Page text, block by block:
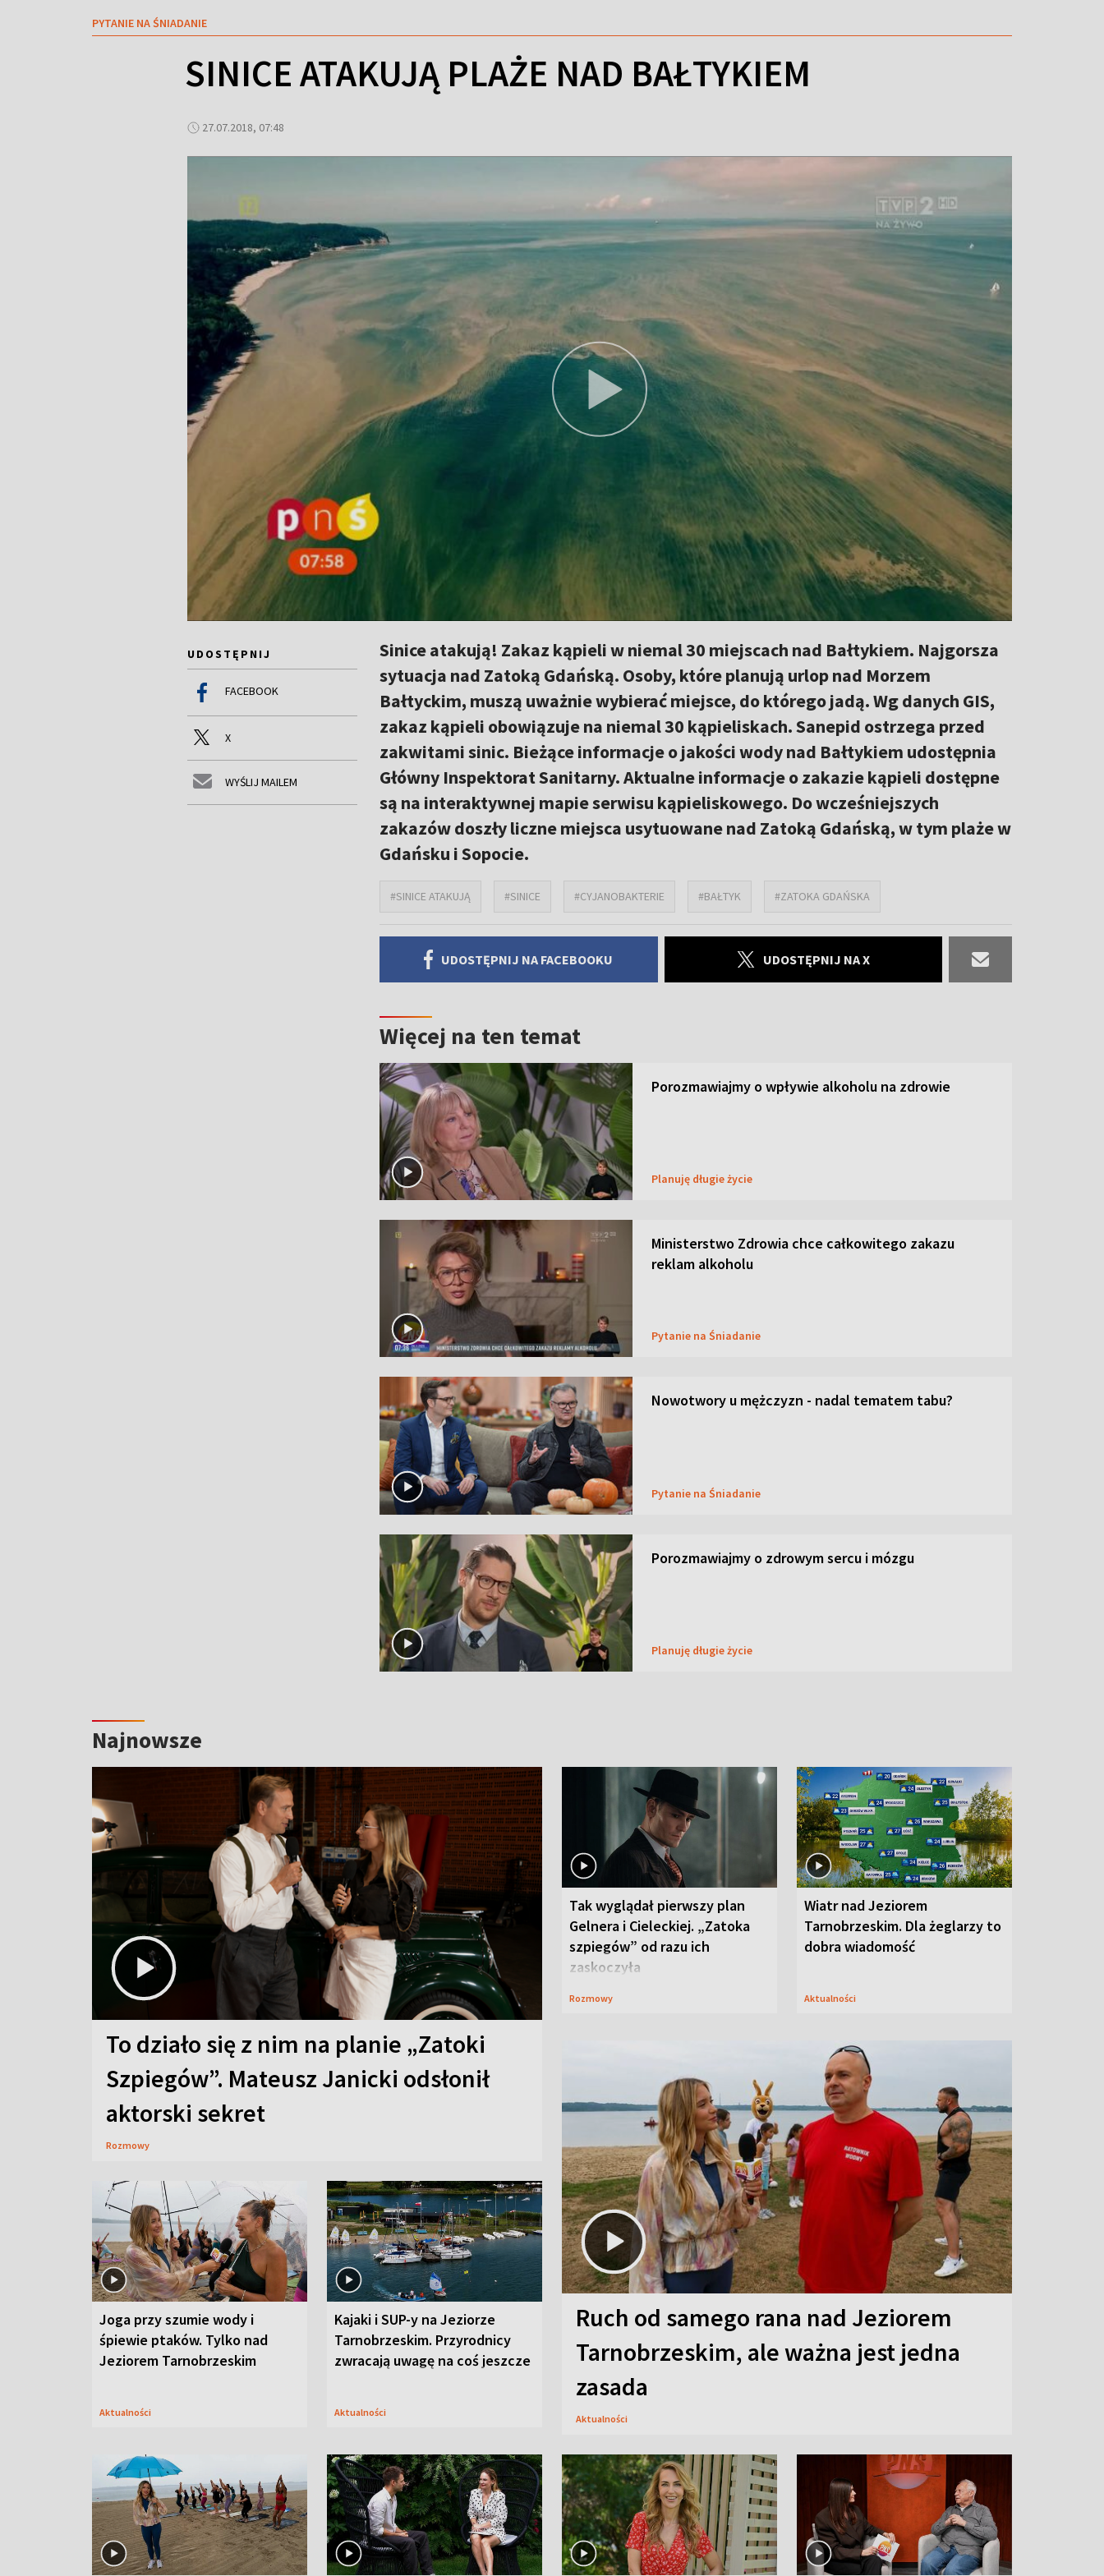
PYTANIE NA ŚNIADANIE
SINICE ATAKUJĄ PLAŻE NAD BAŁTYKIEM
27.07.2018, 07:48
UDOSTĘPNIJ
FACEBOOK
X
WYŚLIJ MAILEM
Sinice atakują! Zakaz kąpieli w niemal 30 miejscach nad Bałtykiem. Najgorsza
sytuacja nad Zatoką Gdańską. Osoby, które planują urlop nad Morzem
Bałtyckim, muszą uważnie wybierać miejsce, do którego jadą. Wg danych GIS,
zakaz kąpieli obowiązuje na niemal 30 kąpieliskach. Sanepid ostrzega przed
zakwitami sinic. Bieżące informacje o jakości wody nad Bałtykiem udostępnia
Główny Inspektorat Sanitarny. Aktualne informacje o zakazie kąpieli dostępne
są na interaktywnej mapie serwisu kąpieliskowego. Do wcześniejszych
zakazów doszły liczne miejsca usytuowane nad Zatoką Gdańską, w tym plaże w
Gdańsku i Sopocie.
#SINICE ATAKUJĄ #SINICE #CYJANOBAKTERIE #BAŁTYK #ZATOKA GDAŃSKA
UDOSTĘPNIJ NA FACEBOOKU UDOSTĘPNIJ NA X
Więcej na ten temat
Porozmawiajmy o wpływie alkoholu na zdrowie
Planuję długie życie
Ministerstwo Zdrowia chce całkowitego zakazu
reklam alkoholu
Pytanie na Śniadanie
Nowotwory u mężczyzn - nadal tematem tabu?
Pytanie na Śniadanie
Porozmawiajmy o zdrowym sercu i mózgu
Planuję długie życie
Najnowsze
To działo się z nim na planie „Zatoki
Szpiegów”. Mateusz Janicki odsłonił
aktorski sekret
Rozmowy
Tak wyglądał pierwszy plan
Gelnera i Cieleckiej. „Zatoka
szpiegów” od razu ich
zaskoczyła
Rozmowy
Wiatr nad Jeziorem
Tarnobrzeskim. Dla żeglarzy to
dobra wiadomość
Aktualności
Joga przy szumie wody i
śpiewie ptaków. Tylko nad
Jeziorem Tarnobrzeskim
Aktualności
Kajaki i SUP-y na Jeziorze
Tarnobrzeskim. Przyrodnicy
zwracają uwagę na coś jeszcze
Aktualności
Ruch od samego rana nad Jeziorem
Tarnobrzeskim, ale ważna jest jedna
zasada
Aktualności